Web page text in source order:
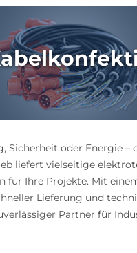
Sicherheit oder Energie –
liefert vielseitige
für Ihre Projekte. Mit
Lieferung und
Partner für